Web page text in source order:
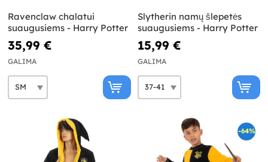
Ravenclaw chalatui
suaugusiems - Harry Potter
35,99 €
GALIMA
Slytherin namų šlepetės
suaugusiems - Harry Potter
15,99 €
GALIMA
-64%